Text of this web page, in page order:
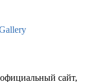
сайт,